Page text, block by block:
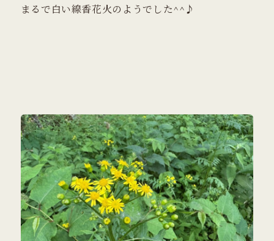
まるで白い線香花火のようでした^^♪